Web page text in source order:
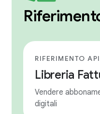
RIFERIMENTO API
Libreria
Vendere
digitali